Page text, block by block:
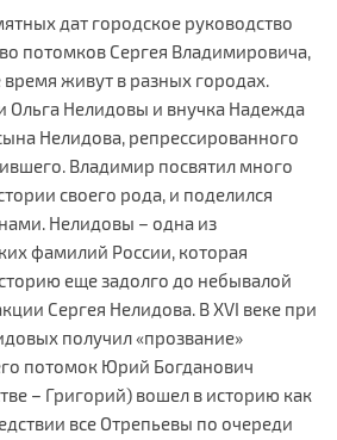
дат городское руководство
потомков Сергея Владимировича,
живут в разных городах.
Ольга Нелидовы и внучка Надежда
Нелидова, репрессированного
Владимир посвятил много
своего рода, и поделился
Нелидовы – одна из
фамилий России, которая
еще задолго до небывалой
Сергея Нелидова. В XVI веке при
получил «прозвание»
потомок Юрий Богданович
– Григорий) вошел в историю как
все Отрепьевы по очереди